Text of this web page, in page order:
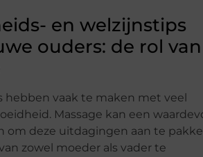
en welzijnstips
ouders: de rol van
hebben vaak te maken met veel
Massage kan een
om deze uitdagingen aan te
zowel moeder als vader te